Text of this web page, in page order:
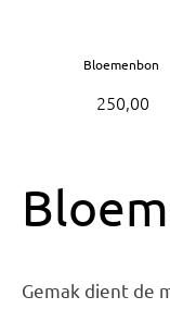
Bloemenbon
250,00
Gemak dient de